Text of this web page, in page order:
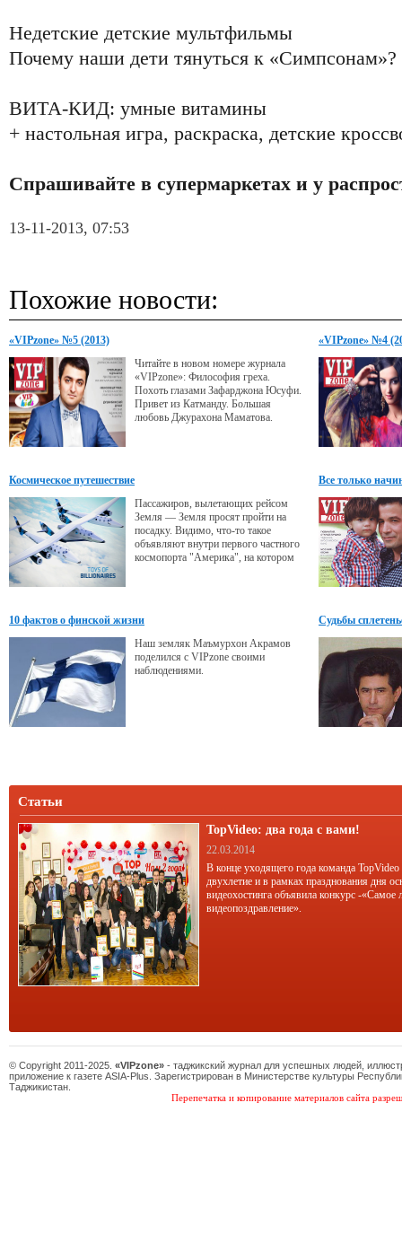
Недетские детские мультфильмы
Почему наши дети тянуться к «Симпсонам»?
ВИТА-КИД: умные витамины
+ настольная игра, раскраска, детские
Спрашивайте в супермаркетах и у
13-11-2013, 07:53
Похожие новости:
«VIPzone» №5 (2013)
Читайте в новом номере журнала
«VIPzone»: Философия греха.
Похоть глазами Зафарджона Юсуфи.
Привет из Катманду. Большая
любовь Джурахона Маматова.
«VIPzone» №4
Космическое путешествие
Пассажиров, вылетающих рейсом
Земля — Земля просят пройти на
посадку. Видимо, что-то такое
объявляют внутри первого частного
космопорта "Америка", на котором
Все только
10 фактов о финской жизни
Наш земляк Маъмурхон Акрамов
поделился с VIPzone своими
наблюдениями.
Судьбы
Статьи
TopVideo: два года с вами!
22.03.2014
В конце уходящего года команда TopVideo
двухлетие и в рамках празднования дня
видеохостинга объявила конкурс -«Самое
видеопоздравление».
© Copyright 2011-2025. «VIPzone» - таджикский журнал для успешных людей,
приложение к газете ASIA-Plus. Зарегистрирован в Министерстве культуры
Таджикистан.
Перепечатка и копирование материалов сайта